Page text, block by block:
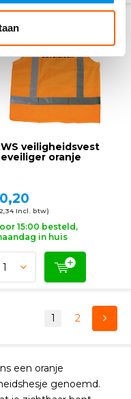
veiligheidsvest
oranje
Incl. btw)
15:00 besteld,
in huis
1 2
een oranje
genoemd.